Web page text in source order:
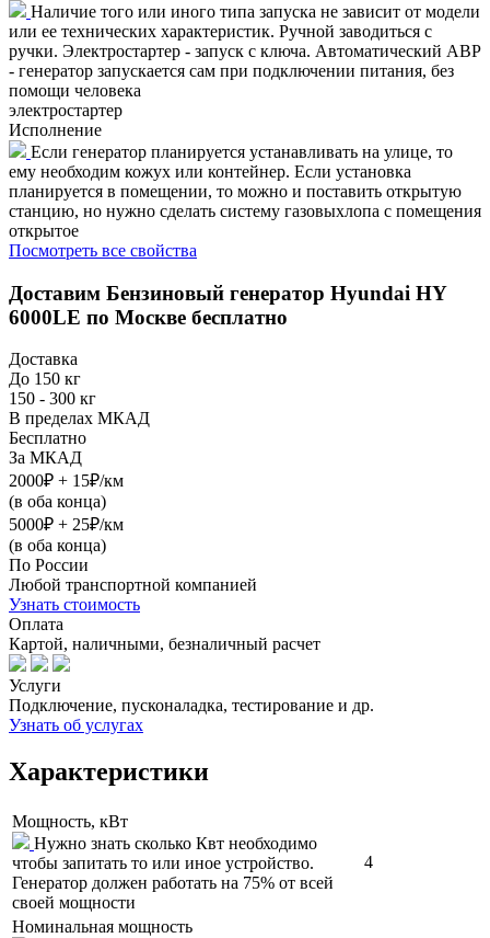
Наличие того или иного типа запуска не зависит от модели
или ее технических характеристик. Ручной заводиться с
ручки. Электростартер - запуск с ключа. Автоматический АВР
- генератор запускается сам при подключении питания, без
помощи человека
электростартер
Исполнение
Если генератор планируется устанавливать на улице, то
ему необходим кожух или контейнер. Если установка
планируется в помещении, то можно и поставить открытую
станцию, но нужно сделать систему газовыхлопа с помещения
открытое
Посмотреть все свойства
Доставим Бензиновый генератор Hyundai HY
6000LE по Москве бесплатно
Доставка
До 150 кг
150 - 300 кг
В пределах МКАД
Бесплатно
За МКАД
2000₽ + 15₽/км
(в оба конца)
5000₽ + 25₽/км
(в оба конца)
По России
Любой транспортной компанией
Узнать стоимость
Оплата
Картой, наличными, безналичный расчет
Услуги
Подключение, пусконаладка, тестирование и др.
Узнать об услугах
Характеристики
Мощность, кВт
Нужно знать сколько Квт необходимо
чтобы запитать то или иное устройство.
Генератор должен работать на 75% от всей
своей мощности
4
Номинальная мощность